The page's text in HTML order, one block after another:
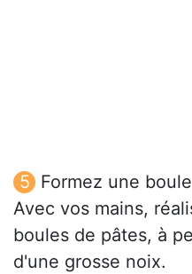
Formez une
Avec vos mains,
boules de pâtes, à
d'une grosse noix.